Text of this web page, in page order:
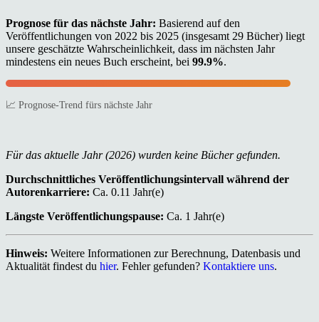
Prognose für das nächste Jahr: Basierend auf den
Veröffentlichungen von 2022 bis 2025 (insgesamt 29 Bücher) liegt
unsere geschätzte Wahrscheinlichkeit, dass im nächsten Jahr
mindestens ein neues Buch erscheint, bei 99.9%.
📈 Prognose-Trend fürs nächste Jahr
Für das aktuelle Jahr (2026) wurden keine Bücher gefunden.
Durchschnittliches Veröffentlichungsintervall während der
Autorenkarriere: Ca. 0.11 Jahr(e)
Längste Veröffentlichungspause: Ca. 1 Jahr(e)
Hinweis: Weitere Informationen zur Berechnung, Datenbasis und
Aktualität findest du hier. Fehler gefunden? Kontaktiere uns.